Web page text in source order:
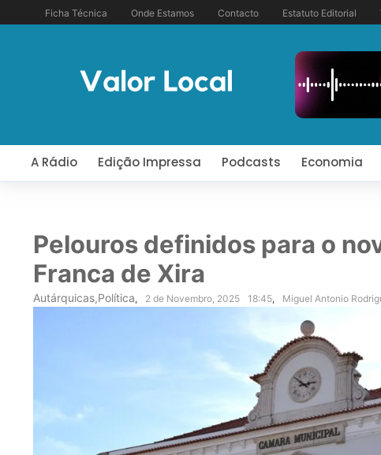
Ficha Técnica Onde Estamos Contacto Estatuto Editorial
A Rádio Edição Impressa Podcasts Economia
Pelouros definidos para o
Franca de Xira
Autárquicas,Política, 2 de Novembro, 2025 18:45, Miguel Antonio